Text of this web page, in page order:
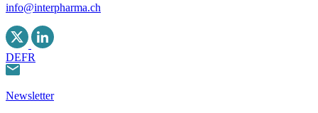
info@interpharma.ch
DEFR
Newsletter